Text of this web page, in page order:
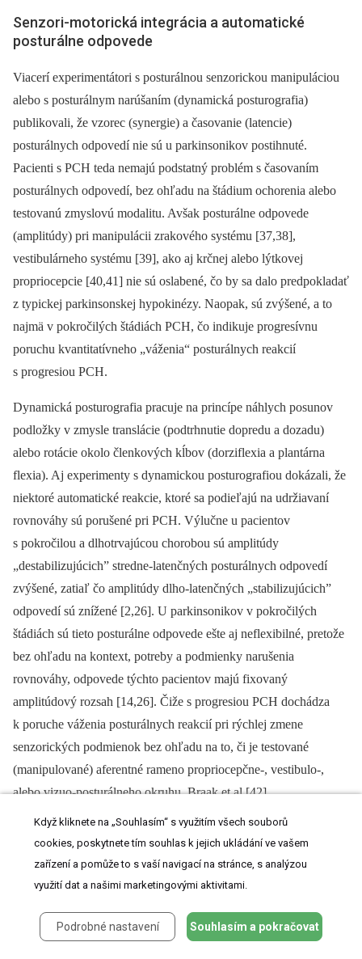
Senzori-motorická integrácia a automatické
posturálne odpovede
Viacerí experimentátori s posturálnou senzorickou manipuláciou
alebo s posturálnym narúšaním (dynamická posturografia)
publikovali, že vzorec (synergie) a časovanie (latencie)
posturálnych odpovedí nie sú u parkinsonikov postihnuté.
Pacienti s PCH teda nemajú podstatný problém s časovaním
posturálnych odpovedí, bez ohľadu na štádium ochorenia alebo
testovanú zmyslovú modalitu. Avšak posturálne odpovede
(amplitúdy) pri manipulácii zrakového systému [37,38],
vestibulárneho systému [39], ako aj krčnej alebo lýtkovej
propriocepcie [40,41] nie sú oslabené, čo by sa dalo predpokladať
z typickej parkinsonskej hypokinézy. Naopak, sú zvýšené, a to
najmä v pokročilých štádiách PCH, čo indikuje progresívnu
poruchu kvantitatívneho „váženia“ posturálnych reakcií
s progresiou PCH.
Dynamická posturografia pracuje na princípe náhlych posunov
podložky v zmysle translácie (podtrhnutie dopredu a dozadu)
alebo rotácie okolo členkových kĺbov (dorziflexia a plantárna
flexia). Aj experimenty s dynamickou posturografiou dokázali, že
niektoré automatické reakcie, ktoré sa podieľajú na udržiavaní
rovnováhy sú porušené pri PCH. Výlučne u pacientov
s pokročilou a dlhotrvajúcou chorobou sú amplitúdy
„destabilizujúcich” stredne-latenčných posturálnych odpovedí
zvýšené, zatiaľ čo amplitúdy dlho-latenčných „stabilizujúcich”
odpovedí sú znížené [2,26]. U parkinsonikov v pokročilých
štádiách sú tieto posturálne odpovede ešte aj neflexibilné, pretože
bez ohľadu na kontext, potreby a podmienky narušenia
rovnováhy, odpovede týchto pacientov majú fixovaný
amplitúdový rozsah [14,26]. Čiže s progresiou PCH dochádza
k poruche váženia posturálnych reakcií pri rýchlej zmene
senzorických podmienok bez ohľadu na to, či je testované
(manipulované) aferentné rameno propriocepčne-, vestibulo-,
alebo vizuo­-posturálneho okruhu. Braak et al [42]
imunohistochemickým farbením α-synukleínu zistili významné
postihnutie niektorých kmeňových jadier, najmä locus coeruleus.
Toto jadro (resp. komplex jadier) sa vyznačuje bohatými
aferentnými spojeniami s krčnou miechou a recipročne tiež
kľúčovou štruktúrou v centrálnom noradrenalínovom
Když kliknete na „Souhlasím“ s využitím všech souborů
cookies, poskytnete tím souhlas k jejich ukládání ve vašem
zařízení a pomůže to s vaší navigací na stránce, s analýzou
využití dat a našimi marketingovými aktivitami.
Podrobné nastavení Souhlasím a pokračovat